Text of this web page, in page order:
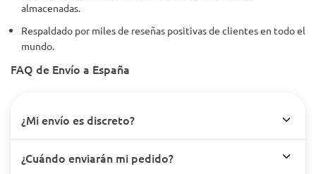
almacenadas.
Respaldado por miles de reseñas positivas de clientes en todo el
mundo.
FAQ de Envío a España
¿Mi envío es discreto?
¿Cuándo enviarán mi pedido?